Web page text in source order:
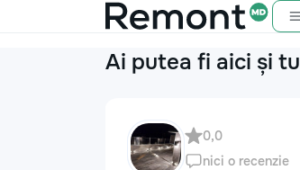
Ai putea fi aici și tu
0,0
nici o recenzie